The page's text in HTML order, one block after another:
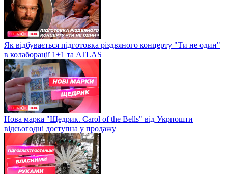
Як відбувається підготовка різдвяного концерту "Ти не один"
в колаборації 1+1 та ATLAS
Нова марка "Щедрик. Carol of the Bells" від Укрпошти
відсьогодні доступна у продажу